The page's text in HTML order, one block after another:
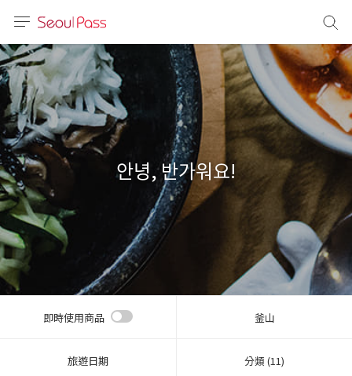
体)
文 (台灣)
안녕, 반가워요!
即時使用商品 釜山
旅遊日期 分類 (11)